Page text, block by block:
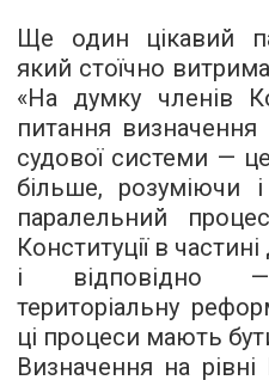
Ще один цікавий
який стоїчно
«На думку членів
питання визначення
судової системи —
більше, розуміючи
паралельний
Конституції в
і відповідно —
територіальну
ці процеси мають
Визначення на рівні